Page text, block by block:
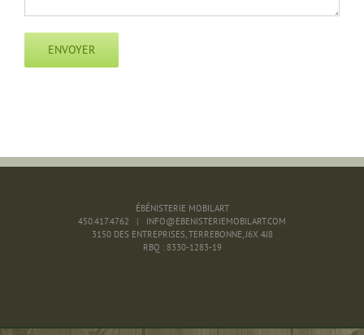
ÉBÉNISTERIE MOBILART
450.417.4762 | INFO@EBENISTERIEMOBILART.COM
3150 DES ENTREPRISES, TERREBONNE, J6X 4J8
RBQ : 8330-1283-19